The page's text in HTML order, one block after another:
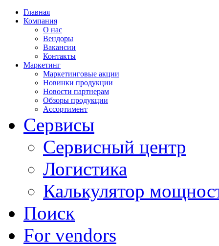
Главная
Компания
О нас
Вендоры
Вакансии
Контакты
Маркетинг
Маркетинговые акции
Новинки продукции
Новости партнерам
Обзоры продукции
Ассортимент
Сервисы
Сервисный центр
Логистика
Калькулятор
Поиск
For vendors